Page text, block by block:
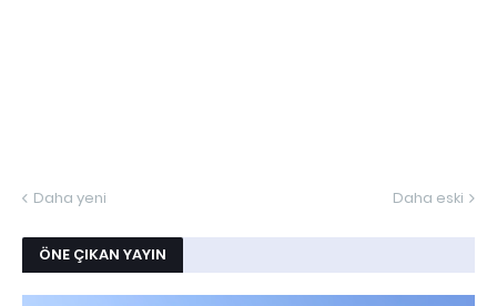
Daha yeni Daha eski
ÖNE ÇIKAN YAYIN